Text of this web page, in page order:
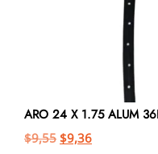
ARO 24 X 1.75 ALUM
$9,55 $9,36